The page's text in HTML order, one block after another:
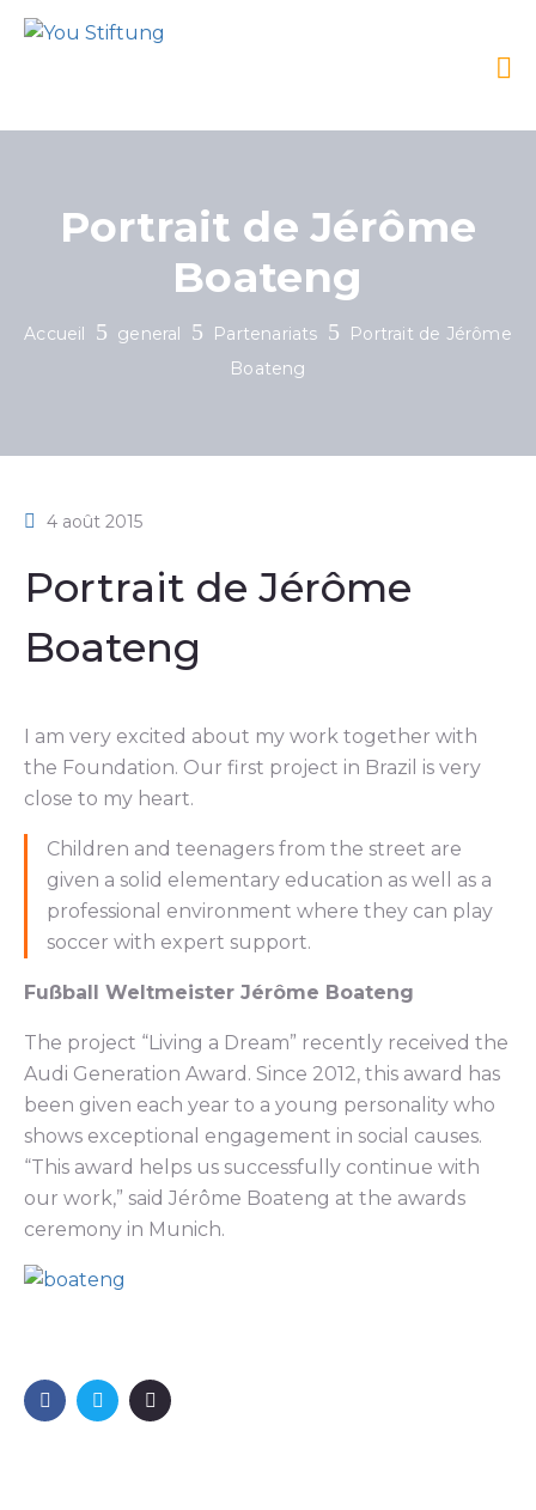
Portrait de Jérôme
Boateng
Accueil general Partenariats
Portrait de Jérôme
Boateng
4 août 2015
Portrait de Jérôme
Boateng
I am very excited about my work together with
the Foundation. Our first project in Brazil is very
close to my heart.
Children and teenagers from the street are
given a solid elementary education as well as a
professional environment where they can play
soccer with expert support.
Fußball Weltmeister Jérôme Boateng
The project “Living a Dream” recently received the
Audi Generation Award. Since 2012, this award has
been given each year to a young personality who
shows exceptional engagement in social causes.
“This award helps us successfully continue with
our work,” said Jérôme Boateng at the awards
ceremony in Munich.